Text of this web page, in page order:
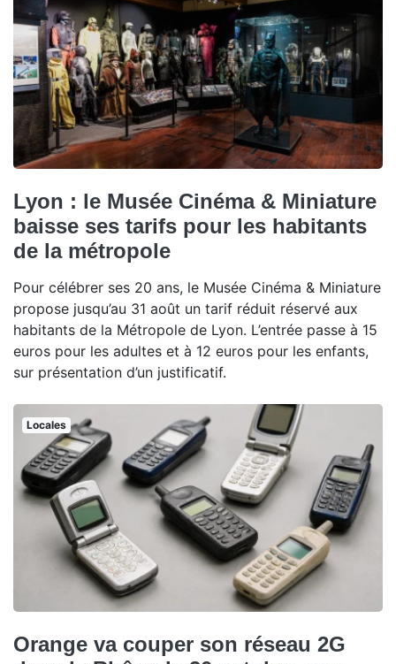
Lyon : le Musée Cinéma & Miniature
baisse ses tarifs pour les habitants
de la métropole
Pour célébrer ses 20 ans, le Musée Cinéma & Miniature
propose jusqu’au 31 août un tarif réduit réservé aux
habitants de la Métropole de Lyon. L’entrée passe à 15
euros pour les adultes et à 12 euros pour les enfants,
sur présentation d’un justificatif.
Locales
Orange va couper son réseau 2G